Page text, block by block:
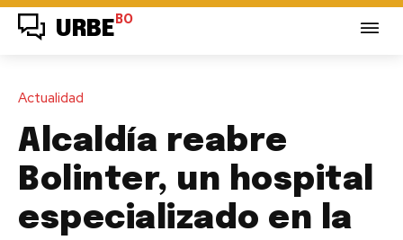
URBE BO
Actualidad
Alcaldía reabre
Bolinter, un hospital
especializado en la